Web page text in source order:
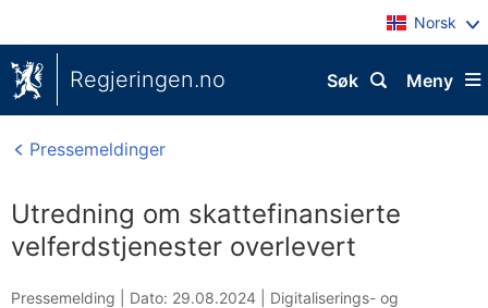
Norsk
Regjeringen.no Meny
Søk
Pressemeldinger
Utredning om skattefinansierte
velferdstjenester overlevert
Pressemelding | Dato: 29.08.2024
Digitaliserings- og